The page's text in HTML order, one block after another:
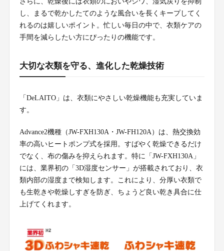
し、まるで乾かしたてのような風合いを長くキープしてく
れるのは嬉しいポイント。忙しい毎日の中で、衣類ケアの
手間を減らしたい方にぴったりの機能です。
大切な衣類を守る、進化した乾燥技術
「DeLAITO」は、衣類にやさしい乾燥機能も充実していま
す。
Advance2機種（JW-FXH130A・JW-FH120A）は、熱交換効
率の高いヒートポンプ式を採用。すばやく乾燥できるだけ
でなく、布の傷みを抑えられます。特に「JW-FXH130A」
には、業界初の「3D湿度センサー」が搭載されており、衣
類内部の湿度まで検知します。これにより、分厚い衣類で
も生乾きや乾燥しすぎを防ぎ、ちょうど良い乾き具合に仕
上げてくれます。